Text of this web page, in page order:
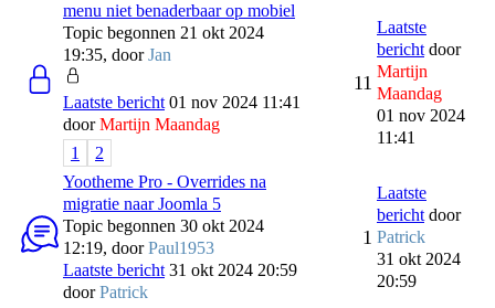
menu niet benaderbaar op mobiel
Topic begonnen 21 okt 2024
19:35, doorJan
Laatste bericht 01 nov 2024 11:41
doorMartijn Maandag
1
2
11
Laatste
bericht door
Martijn
Maandag
01 nov 2024
11:41
Yootheme Pro - Overrides na
migratie naar Joomla 5
Topic begonnen 30 okt 2024
12:19, doorPaul1953
Laatste bericht 31 okt 2024 20:59
doorPatrick
1
Laatste
bericht door
Patrick
31 okt 2024
20:59